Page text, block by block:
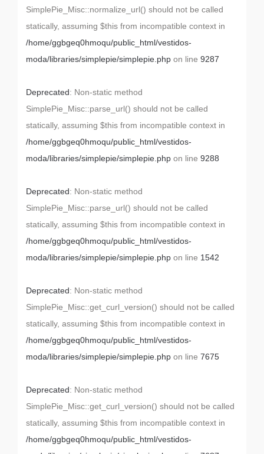
SimplePie_Misc::normalize_url() should not be called
statically, assuming $this from incompatible context in
/home/ggbgeq0hmoqu/public_html/vestidos-
moda/libraries/simplepie/simplepie.php on line 9287
Deprecated: Non-static method
SimplePie_Misc::parse_url() should not be called
statically, assuming $this from incompatible context in
/home/ggbgeq0hmoqu/public_html/vestidos-
moda/libraries/simplepie/simplepie.php on line 9288
Deprecated: Non-static method
SimplePie_Misc::parse_url() should not be called
statically, assuming $this from incompatible context in
/home/ggbgeq0hmoqu/public_html/vestidos-
moda/libraries/simplepie/simplepie.php on line 1542
Deprecated: Non-static method
SimplePie_Misc::get_curl_version() should not be called
statically, assuming $this from incompatible context in
/home/ggbgeq0hmoqu/public_html/vestidos-
moda/libraries/simplepie/simplepie.php on line 7675
Deprecated: Non-static method
SimplePie_Misc::get_curl_version() should not be called
statically, assuming $this from incompatible context in
/home/ggbgeq0hmoqu/public_html/vestidos-